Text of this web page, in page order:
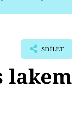
SDÍLET
lakem